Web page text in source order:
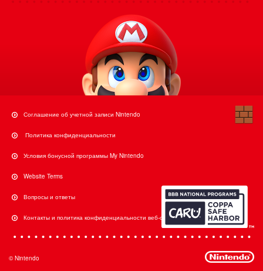
Соглашение об учетной записи Nintendo
Политика конфиденциальности
Условия бонусной программы My Nintendo
Website Terms
Вопросы и ответы
Контакты и политика конфиденциальности веб-сайта
© Nintendo